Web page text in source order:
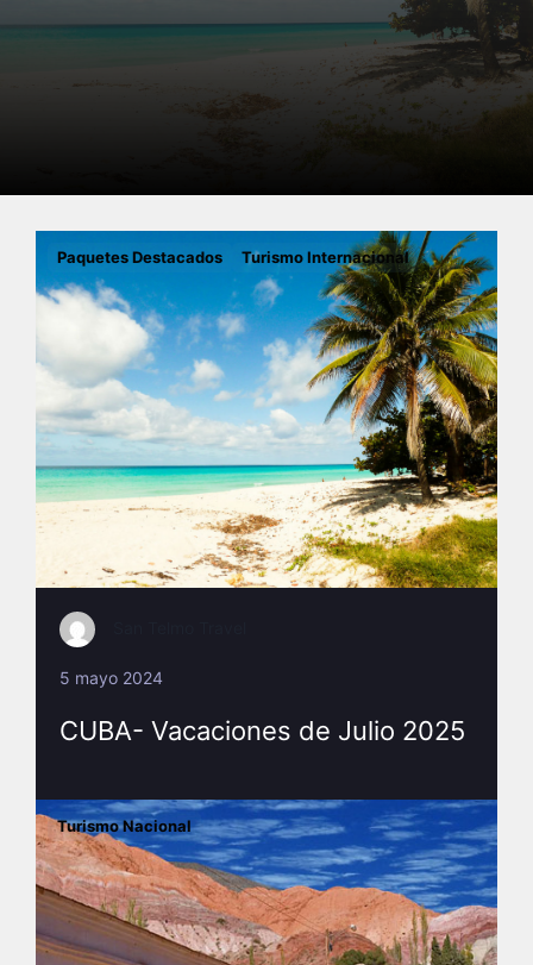
Paquetes Destacados Turismo Internacional
5 mayo 2024
CUBA- Vacaciones de Julio 2025
Turismo Nacional